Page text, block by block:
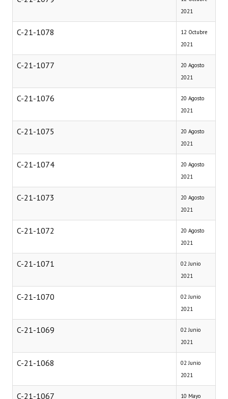
2021
C-21-1078
12 Octubre
2021
C-21-1077
20 Agosto
2021
C-21-1076
20 Agosto
2021
C-21-1075
20 Agosto
2021
C-21-1074
20 Agosto
2021
C-21-1073
20 Agosto
2021
C-21-1072
20 Agosto
2021
C-21-1071
02 Junio
2021
C-21-1070
02 Junio
2021
C-21-1069
02 Junio
2021
C-21-1068
02 Junio
2021
C-21-1067 10 Mayo